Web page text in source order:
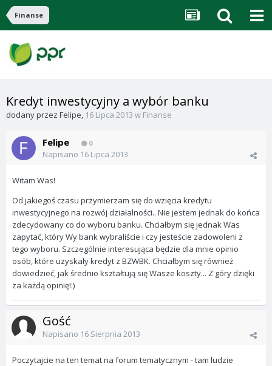
Finanse
Kredyt inwestycyjny a wybór banku
dodany przez Felipe, 16 Lipca 2013 w Finanse
Felipe 0
Napisano 16 Lipca 2013
Witam Was!
Od jakiegoś czasu przymierzam się do wzięcia kredytu
inwestycyjnego na rozwój działalności.. Nie jestem jednak do końca
zdecydowany co do wyboru banku. Chciałbym się jednak Was
zapytać, który Wy bank wybraliście i czy jesteście zadowoleni z
tego wyboru. Szczególnie interesująca będzie dla mnie opinio
osób, które uzyskały kredyt z BZWBK. Chciałbym się również
dowiedzieć, jak średnio kształtują się Wasze koszty... Z góry dzięki
za każdą opinię!:)
Gość
Napisano 16 Sierpnia 2013
Poczytajcie na ten temat na forum tematycznym - tam ludzie